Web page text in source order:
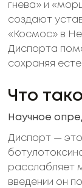
гнева» и
создают
«Космос» в
Диспорта
сохраняя
Что
Научное
Диспорт —
расслабляет
введении он